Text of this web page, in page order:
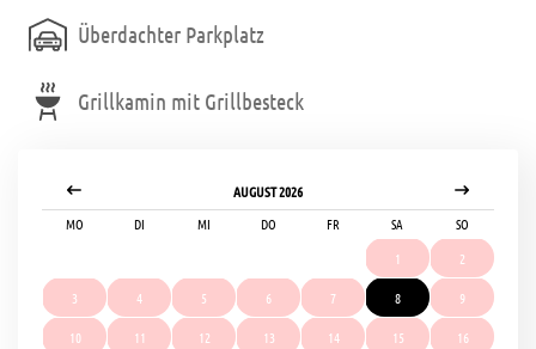
Überdachter Parkplatz
Grillkamin mit Grillbesteck
AUGUST 2026
MO
DI MI DO FR SA
SO
1
2
3 4 5 6 7 8 9
10 11 12 13 14 15 16